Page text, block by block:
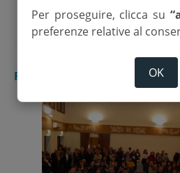
RUBICONE
Per proseguire, clicca su
preferenze relative al
OK